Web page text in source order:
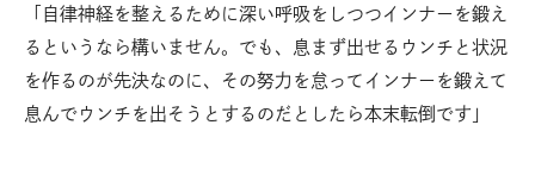
「自律神経を整えるために深い呼吸をしつつインナーを鍛え
るというなら構いません。でも、息まず出せるウンチと状況
を作るのが先決なのに、その努力を怠ってインナーを鍛えて
息んでウンチを出そうとするのだとしたら本末転倒です」